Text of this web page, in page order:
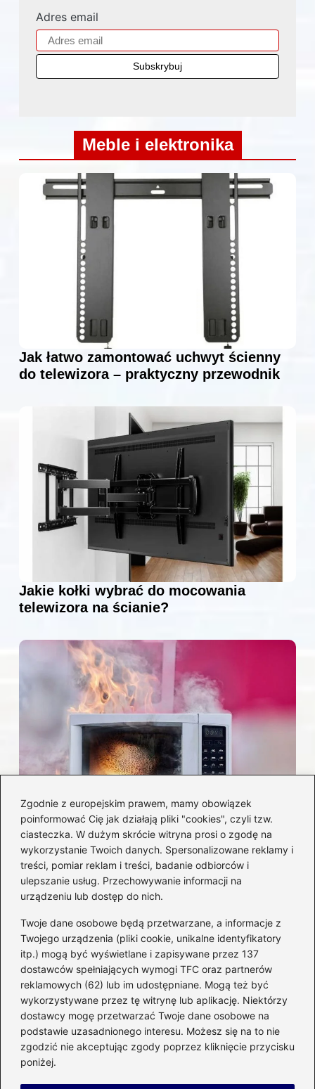
Zgodnie z europejskim prawem, mamy obowiązek
poinformować Cię jak działają pliki "cookies", czyli tzw.
ciasteczka. W dużym skrócie witryna prosi o zgodę na
wykorzystanie Twoich danych. Spersonalizowane reklamy i
treści, pomiar reklam i treści, badanie odbiorców i
ulepszanie usług. Przechowywanie informacji na
urządzeniu lub dostęp do nich.
Twoje dane osobowe będą przetwarzane, a informacje z
Twojego urządzenia (pliki cookie, unikalne identyfikatory
itp.) mogą być wyświetlane i zapisywane przez 137
dostawców spełniających wymogi TFC oraz partnerów
reklamowych (62) lub im udostępniane. Mogą też być
wykorzystywane przez tę witrynę lub aplikację. Niektórzy
dostawcy mogę przetwarzać Twoje dane osobowe na
podstawie uzasadnionego interesu. Możesz się na to nie
zgodzić nie akceptując zgody poprzez kliknięcie przycisku
poniżej.
Adres email
Meble i elektronika
Jak łatwo zamontować uchwyt ścienny
do telewizora – praktyczny przewodnik
Jakie kołki wybrać do mocowania
telewizora na ścianie?
Czy można włożyć styropian do
mikrofalówki? Przewodnik po
bezpiecznym użytkowaniu sprzętu
kuchennego
Kategorie
Budowa (285)
Dom(207)
Energetyka(21)
Meble i elektronika(23)
Ogród(51)
Remont(78)